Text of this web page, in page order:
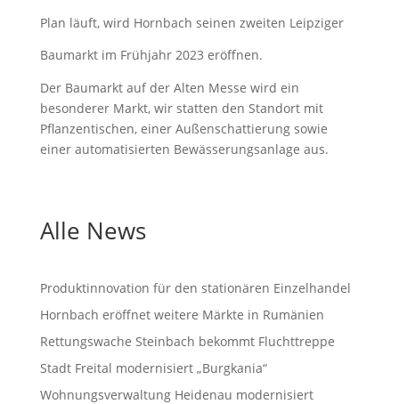
Plan läuft, wird Hornbach seinen zweiten Leipziger
Baumarkt im Frühjahr 2023 eröffnen.
Der Baumarkt auf der Alten Messe wird ein
besonderer Markt, wir statten den Standort mit
Pflanzentischen, einer Außenschattierung sowie
einer automatisierten Bewässerungsanlage aus.
Alle News
Produktinnovation für den stationären Einzelhandel
Hornbach eröffnet weitere Märkte in Rumänien
Rettungswache Steinbach bekommt Fluchttreppe
Stadt Freital modernisiert „Burgkania“
Wohnungsverwaltung Heidenau modernisiert